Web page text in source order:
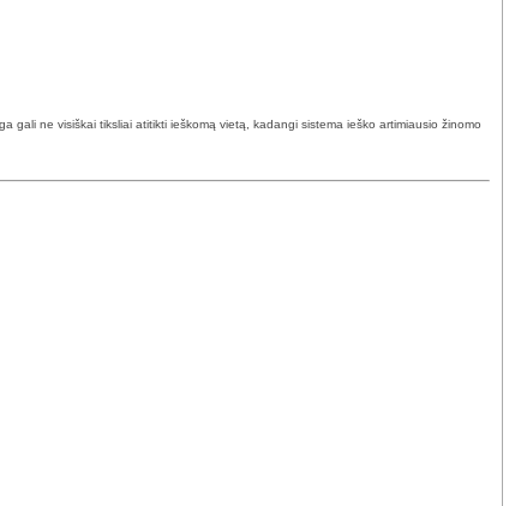
gali ne visiškai tiksliai atitikti ieškomą vietą, kadangi sistema ieško artimiausio žinomo